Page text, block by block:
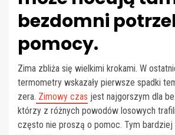
bezdomni
pomocy.
Zima zbliża się wielkimi krokami. W
termometry wskazały pierwsze spadki
zera. Zimowy czas jest najgorszym dla
którzy z różnych powodów losowych
często nie proszą o pomoc. Tym